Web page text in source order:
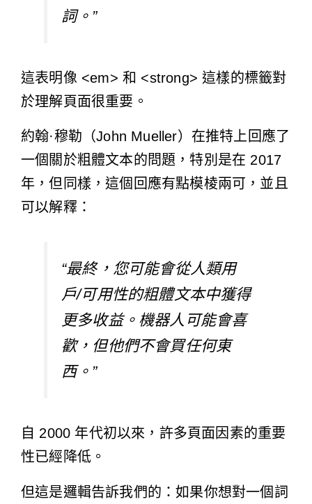
詞。”
這表明像 <em> 和 <strong> 這樣的標籤對
於理解頁面很重要。
約翰·穆勒（John Mueller）在推特上回應了
一個關於粗體文本的問題，特別是在 2017
年，但同樣，這個回應有點模棱兩可，並且
可以解釋：
“最終，您可能會從人類用
戶/可用性的粗體文本中獲得
更多收益。機器人可能會喜
歡，但他們不會買任何東
西。”
自 2000 年代初以來，許多頁面因素的重要
性已經降低。
但這是邏輯告訴我們的：如果你想對一個詞